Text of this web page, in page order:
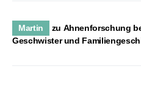
Martin zu Ahnenforschung
Geschwister und